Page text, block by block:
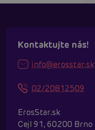
Kontaktujte nás!
info@erosstar.sk
02/20812509
ErosStar.sk
Cejl 91, 60200 Brno